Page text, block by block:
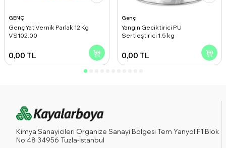
GENÇ
Genç Yat Vernik Parlak 12 Kg
VS102.00
0,00 TL
Genç
Yangın Geciktirici PU
Sertleştirici 1.5 kg
0,00 TL
Kimya Sanayicileri Organize Sanayi Bölgesi Tem Yanyol F1 Blok
No:48 34956 Tuzla-İstanbul